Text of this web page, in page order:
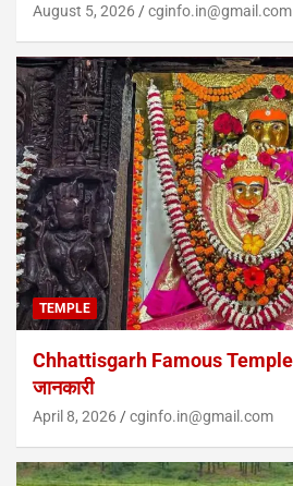
August 5, 2026 cginfo.in@gmail.com
TEMPLE
Chhattisgarh Famous Temple
जानकारी
April 8, 2026 cginfo.in@gmail.com